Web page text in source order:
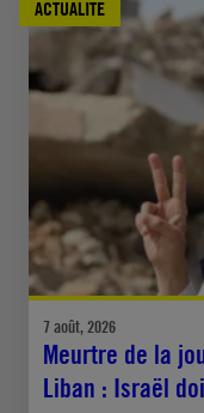
ACTUALITÉ
7 août, 2026
Meurtre de la
Liban : Israël